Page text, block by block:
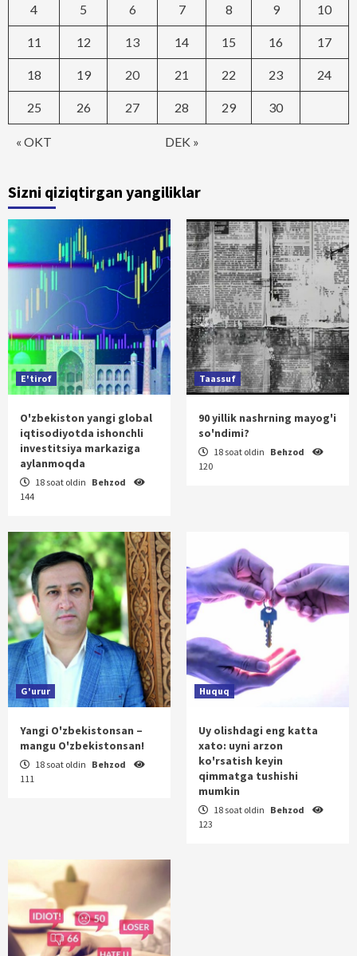
« OKT DEK »
4 5 6 7 8 9 10
11 12 13 14 15 16 17
18 19 20 21 22 23 24
25 26 27 28 29 30
Sizni qiziqtirgan yangiliklar
E'tirof
O'zbekiston yangi global
iqtisodiyotda ishonchli
investitsiya markaziga
aylanmoqda
18 soat oldin Behzod
144
Taassuf
90 yillik nashrning mayog'i
so'ndimi?
18 soat oldin Behzod
120
G'urur
Yangi O'zbekistonsan –
mangu O'zbekistonsan!
18 soat oldin Behzod
111
Huquq
Uy olishdagi eng katta
xato: uyni arzon
ko'rsatish keyin
qimmatga tushishi
mumkin
18 soat oldin Behzod
123